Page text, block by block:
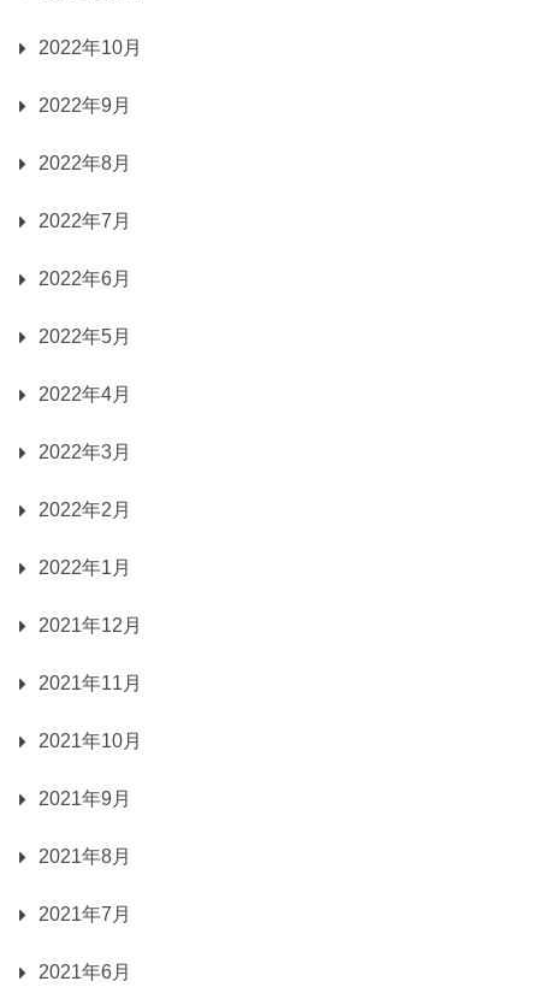
2022年10月
2022年9月
2022年8月
2022年7月
2022年6月
2022年5月
2022年4月
2022年3月
2022年2月
2022年1月
2021年12月
2021年11月
2021年10月
2021年9月
2021年8月
2021年7月
2021年6月